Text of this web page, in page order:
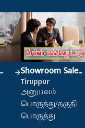
Showroom Sales
Executive (Retail
Sales)
Tiruppur
அனுபவம்
பொருத்து/தகுதி
பொருத்து